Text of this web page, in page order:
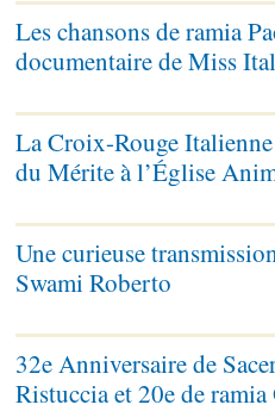
Les chansons de ramia
documentaire de Miss
La Croix-Rouge
du Mérite à l’Église
Une curieuse
Swami Roberto
32e Anniversaire de
Ristuccia et 20e de